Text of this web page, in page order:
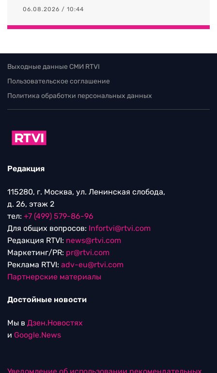
06.08.2026 / 10:44
Выходные данные СМИ RTVI
Пользовательское соглашение
Политика обработки персональных данных
Редакция
115280, г. Москва, ул. Ленинская слобода,
д. 26, этаж 2
тел: +7 (499) 579-86-96
Для общих вопросов: Infortvi@rtvi.com
Редакция RTVI: news@rtvi.com
Маркетинг/PR: pr@rtvi.com
Реклама RTVI: adv-eu@rtvi.com
Партнерские материалы
Достойные новости
Мы в Дзен.Новостях
и Google.News